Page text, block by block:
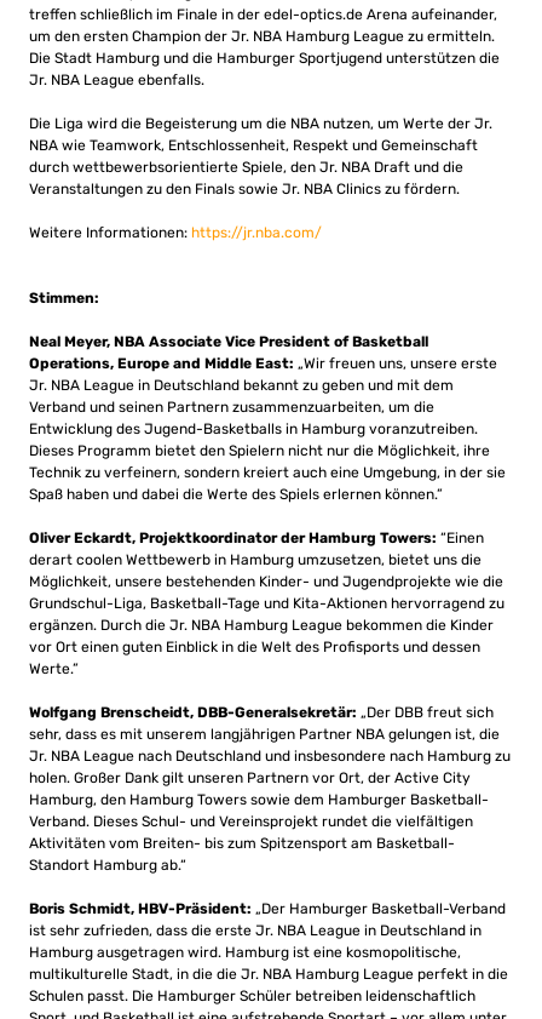
treffen schließlich im Finale in der edel-optics.de Arena aufeinander,
um den ersten Champion der Jr. NBA Hamburg League zu ermitteln.
Die Stadt Hamburg und die Hamburger Sportjugend unterstützen die
Jr. NBA League ebenfalls.
Die Liga wird die Begeisterung um die NBA nutzen, um Werte der Jr.
NBA wie Teamwork, Entschlossenheit, Respekt und Gemeinschaft
durch wettbewerbsorientierte Spiele, den Jr. NBA Draft und die
Veranstaltungen zu den Finals sowie Jr. NBA Clinics zu fördern.
Weitere Informationen: https://jr.nba.com/
Stimmen:
Neal Meyer, NBA Associate Vice President of Basketball
Operations, Europe and Middle East: „Wir freuen uns, unsere erste
Jr. NBA League in Deutschland bekannt zu geben und mit dem
Verband und seinen Partnern zusammenzuarbeiten, um die
Entwicklung des Jugend-Basketballs in Hamburg voranzutreiben.
Dieses Programm bietet den Spielern nicht nur die Möglichkeit, ihre
Technik zu verfeinern, sondern kreiert auch eine Umgebung, in der sie
Spaß haben und dabei die Werte des Spiels erlernen können.”
Oliver Eckardt, Projektkoordinator der Hamburg Towers: “Einen
derart coolen Wettbewerb in Hamburg umzusetzen, bietet uns die
Möglichkeit, unsere bestehenden Kinder- und Jugendprojekte wie die
Grundschul-Liga, Basketball-Tage und Kita-Aktionen hervorragend zu
ergänzen. Durch die Jr. NBA Hamburg League bekommen die Kinder
vor Ort einen guten Einblick in die Welt des Profisports und dessen
Werte.”
Wolfgang Brenscheidt, DBB-Generalsekretär: „Der DBB freut sich
sehr, dass es mit unserem langjährigen Partner NBA gelungen ist, die
Jr. NBA League nach Deutschland und insbesondere nach Hamburg zu
holen. Großer Dank gilt unseren Partnern vor Ort, der Active City
Hamburg, den Hamburg Towers sowie dem Hamburger Basketball-
Verband. Dieses Schul- und Vereinsprojekt rundet die vielfältigen
Aktivitäten vom Breiten- bis zum Spitzensport am Basketball-
Standort Hamburg ab.“
Boris Schmidt, HBV-Präsident: „Der Hamburger Basketball-Verband
ist sehr zufrieden, dass die erste Jr. NBA League in Deutschland in
Hamburg ausgetragen wird. Hamburg ist eine kosmopolitische,
multikulturelle Stadt, in die die Jr. NBA Hamburg League perfekt in die
Schulen passt. Die Hamburger Schüler betreiben leidenschaftlich